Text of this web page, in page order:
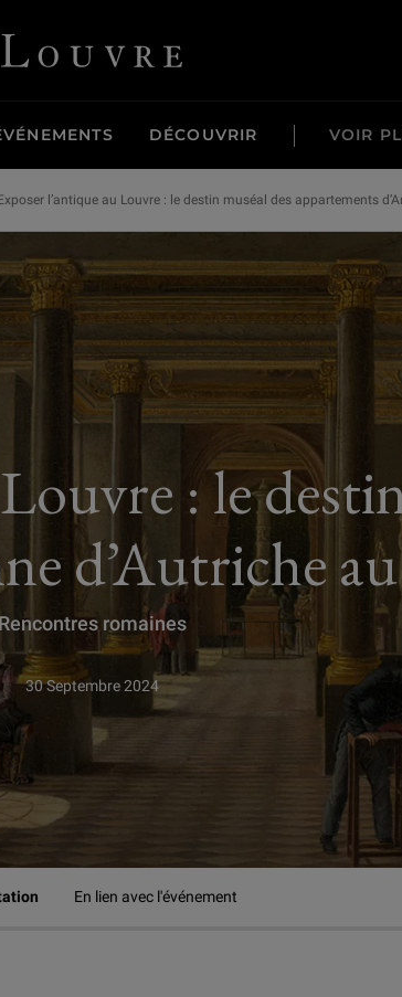
Louvre - Retour à l'accueil
DÉCOUVRIR VOIR
l’antique au Louvre : le destin muséal des appartements
: le
d’Autriche
Rencontres romaines
30 Septembre 2024
En lien avec l'événement